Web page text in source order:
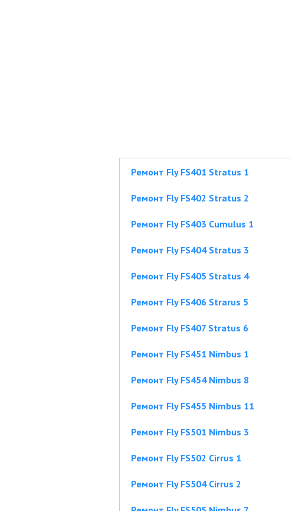
Ремонт Fly FS401 Stratus 1
Ремонт Fly FS402 Stratus 2
Ремонт Fly FS403 Cumulus 1
Ремонт Fly FS404 Stratus 3
Ремонт Fly FS405 Stratus 4
Ремонт Fly FS406 Strarus 5
Ремонт Fly FS407 Stratus 6
Ремонт Fly FS451 Nimbus 1
Ремонт Fly FS454 Nimbus 8
Ремонт Fly FS455 Nimbus 11
Ремонт Fly FS501 Nimbus 3
Ремонт Fly FS502 Cirrus 1
Ремонт Fly FS504 Cirrus 2